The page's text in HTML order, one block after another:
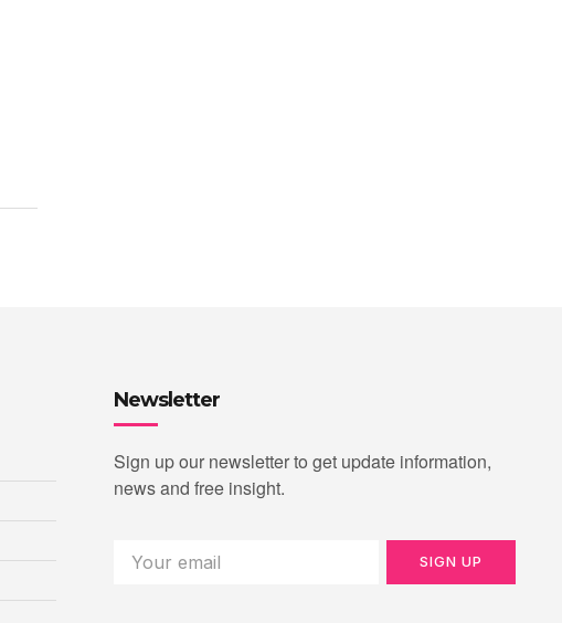
Newsletter
Sign up our newsletter to get update information,
news and free insight.
SIGN UP